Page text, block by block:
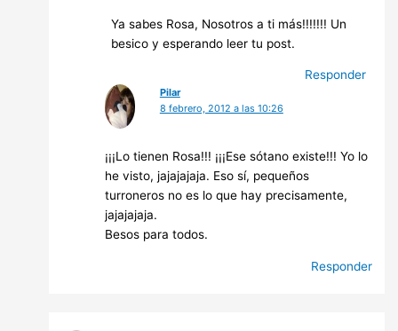
Ya sabes Rosa, Nosotros a ti más!!!!!!! Un
besico y esperando leer tu post.
Responder
Pilar
8 febrero, 2012 a las 10:26
¡¡¡Lo tienen Rosa!!! ¡¡¡Ese sótano existe!!! Yo lo
he visto, jajajajaja. Eso sí, pequeños
turroneros no es lo que hay precisamente,
jajajajaja.
Besos para todos.
Responder